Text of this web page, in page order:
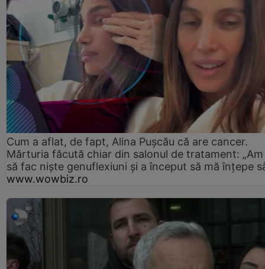
Cum a aflat, de fapt, Alina Pușcău că are cancer.
Mărturia făcută chiar din salonul de tratament:
să fac niște genuflexiuni și a început să mă înțepe
www.wowbiz.ro